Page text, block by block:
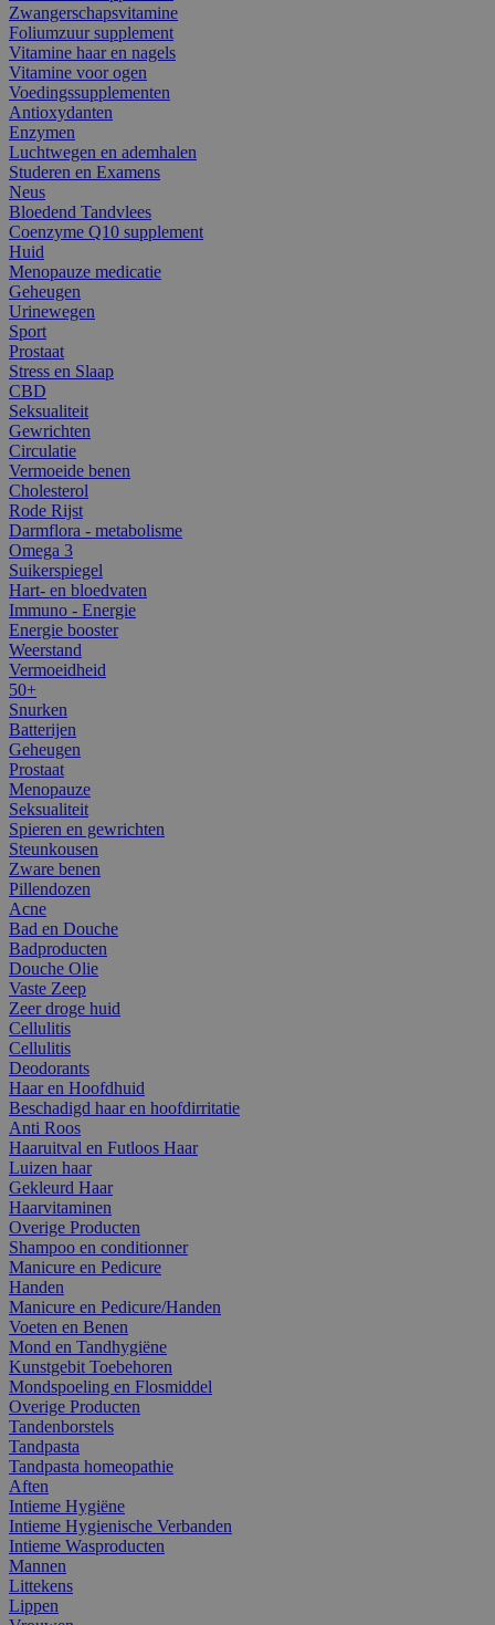
Zwangerschapsvitamine
Foliumzuur supplement
Vitamine haar en nagels
Vitamine voor ogen
Voedingssupplementen
Antioxydanten
Enzymen
Luchtwegen en ademhalen
Studeren en Examens
Neus
Bloedend Tandvlees
Coenzyme Q10 supplement
Huid
Menopauze medicatie
Geheugen
Urinewegen
Sport
Prostaat
Stress en Slaap
CBD
Seksualiteit
Gewrichten
Circulatie
Vermoeide benen
Cholesterol
Rode Rijst
Darmflora - metabolisme
Omega 3
Suikerspiegel
Hart- en bloedvaten
Immuno - Energie
Energie booster
Weerstand
Vermoeidheid
50+
Snurken
Batterijen
Geheugen
Prostaat
Menopauze
Seksualiteit
Spieren en gewrichten
Steunkousen
Zware benen
Pillendozen
Acne
Bad en Douche
Badproducten
Douche Olie
Vaste Zeep
Zeer droge huid
Cellulitis
Cellulitis
Deodorants
Haar en Hoofdhuid
Beschadigd haar en hoofdirritatie
Anti Roos
Haaruitval en Futloos Haar
Luizen haar
Gekleurd Haar
Haarvitaminen
Overige Producten
Shampoo en conditionner
Manicure en Pedicure
Handen
Manicure en Pedicure/Handen
Voeten en Benen
Mond en Tandhygiëne
Kunstgebit Toebehoren
Mondspoeling en Flosmiddel
Overige Producten
Tandenborstels
Tandpasta
Tandpasta homeopathie
Aften
Intieme Hygiëne
Intieme Hygienische Verbanden
Intieme Wasproducten
Mannen
Littekens
Lippen